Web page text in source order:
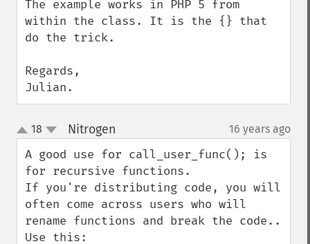
The example works in PHP 5 from
within the class. It is the {} that
do the trick.
Regards,
Julian.
up
down
18 Nitrogen 16 years ago
A good use for call_user_func(); is
for recursive functions.
If you're distributing code, you will
often come across users who will
rename functions and break the code..
Use this: